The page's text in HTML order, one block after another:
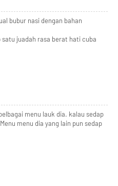
bubur nasi dengan bahan
satu juadah rasa berat hati cuba
menu lauk dia. kalau sedap
menu dia yang lain pun sedap